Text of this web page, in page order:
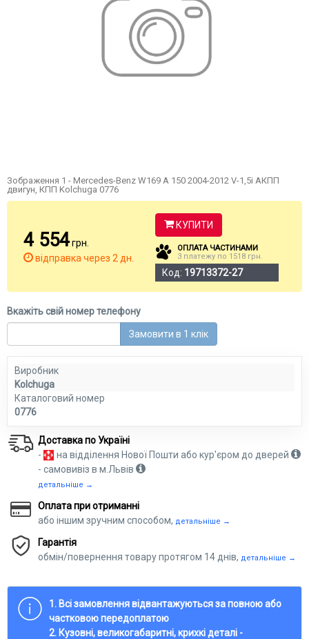
Зображення 1 - Mercedes-Benz W169 А 150 2004-2012 V-1,5i АКПП
двигун, КПП Kolchuga 0776
4 554грн.
відправка через 2 дн.
КУПИТИ
ОПЛАТА ЧАСТИНАМИ
3 платежу по 1518 грн.
Код: 19713372-27
Вкажіть свій номер телефону
Замовити в 1 клік
Виробник
Kolchuga
Каталоговий номер
0776
Доставка по Україні
-
на відділення Нової Пошти або кур'єром до дверей
- самовивіз в м.Львів
детальніше →
Оплата при отриманні
або іншим зручним способом, детальніше →
Гарантія
обмін/повернення товару протягом 14 днів, детальніше →
1. Всі замовлення відвантажуються за повною або
частковою передоплатою
2. Кузовні, великогабаритні, крихкі деталі -